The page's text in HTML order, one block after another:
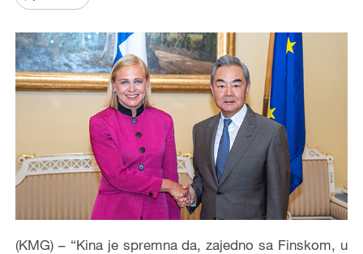
(KMG) – “Kina je spremna da, zajedno sa Finskom, u